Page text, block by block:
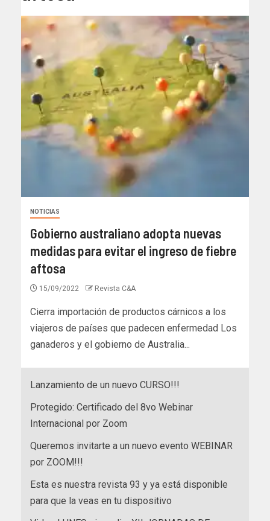
NOTICIAS
Gobierno australiano adopta nuevas
medidas para evitar el ingreso de fiebre
aftosa
15/09/2022 Revista C&A
Cierra importación de productos cárnicos a los
viajeros de países que padecen enfermedad Los
ganaderos y el gobierno de Australia...
Lanzamiento de un nuevo CURSO!!!
Protegido: Certificado del 8vo Webinar
Internacional por Zoom
Queremos invitarte a un nuevo evento WEBINAR
por ZOOM!!!
Esta es nuestra revista 93 y ya está disponible
para que la veas en tu dispositivo